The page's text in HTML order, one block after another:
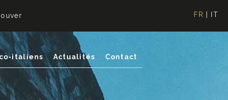
FR IT
italiens Actualités Contact